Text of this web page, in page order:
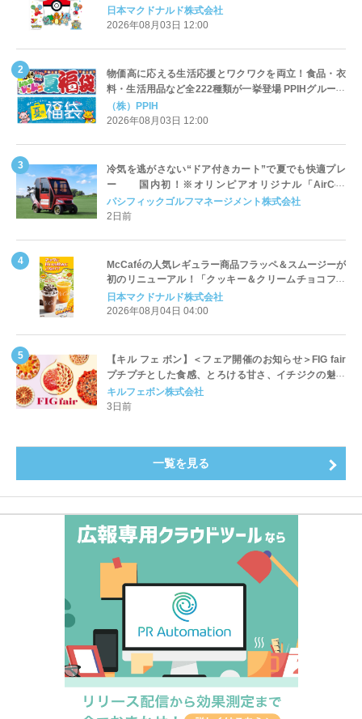
定登場
日本マクドナルド株式会社
2026年08月03日 12:00
物価高に応える生活応援とワクワクを両立！食品・衣
料・生活用品など全222種類が一挙登場 PPIHグループ
「夏福袋」＆セール 8月6日(木)より順次スタート
（株）PPIH
2026年08月03日 12:00
冷気を逃がさない“ドア付きカート”で夏でも快適プレ
ー 国内初！※オリンピアオリジナル「AirCon
Cart（エアコンカート）」導入 | ＰＧＭ
パシフィックゴルフマネージメント株式会社
2日前
McCaféの人気レギュラー商品フラッペ＆スムージーが
初のリニューアル！「クッキー＆クリームチョコフラ
ッペ」「マンゴースムージー」8月5日（水）から販売
開始
日本マクドナルド株式会社
2026年08月04日 04:00
【キル フェ ボン】＜フェア開催のお知らせ＞FIG fair
プチプチとした食感、とろける甘さ、イチジクの魅力
をたっぷりと。新作を含め、イチジク尽くしの全4種が
登場8月20日（木）スタート
キルフェボン株式会社
3日前
一覧を見る